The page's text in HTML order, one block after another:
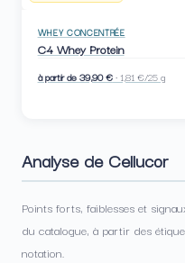
WHEY CONCENTRÉE
C4 Whey Protein
à partir de 39,90 €· 1,81 €/25 g
Analyse de Cellucor
Points forts, faiblesses et
du catalogue, à partir des
notation.